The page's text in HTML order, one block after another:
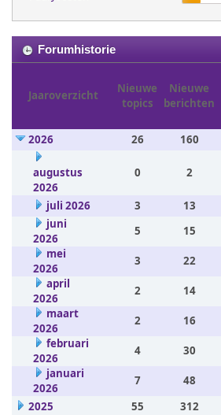
Forumhistorie
Jaaroverzicht
Nieuwe
topics
Nieuwe
berichten
2026 26 160
augustus
2026
0 2
juli 2026 3 13
juni
2026
5 15
mei
2026
3 22
april
2026
2 14
maart
2026
2 16
februari
2026
4 30
januari
2026
7 48
2025
55 312